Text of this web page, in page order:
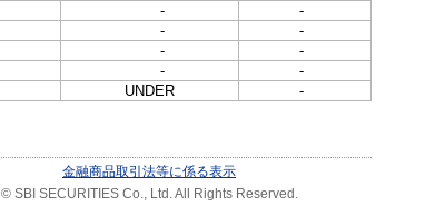
-
-
-
-
-
-
-
-
UNDER -
金融商品取引法等に係る表示
© SBI SECURITIES Co., Ltd. All Rights Reserved.